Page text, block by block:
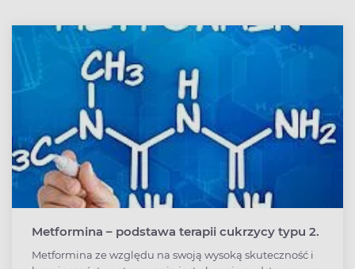
Metformina – podstawa terapii cukrzycy typu 2.
Metformina ze względu na swoją wysoką skuteczność i